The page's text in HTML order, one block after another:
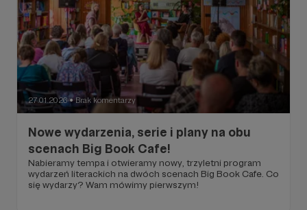
27.01.2026 ● Brak komentarzy
Nowe wydarzenia, serie i plany na obu
scenach Big Book Cafe!
Nabieramy tempa i otwieramy nowy, trzyletni program
wydarzeń literackich na dwóch scenach Big Book Cafe. Co
się wydarzy? Wam mówimy pierwszym!